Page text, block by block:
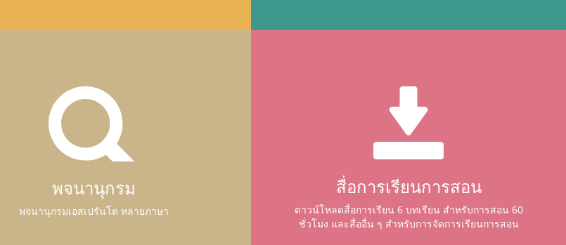
พจนานุกรม
พจนานุกรมเอสเปรันโต หลายภาษา
สื่อการเรียนการสอน
ดาวน์โหลดสื่อการเรียน 6 บทเรียน สำหรับการสอน 60
ชั่วโมง และสื่ออื่น ๆ สำหรับการจัดการเรียนการสอน